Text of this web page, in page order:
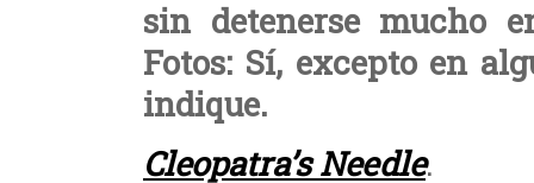
sin detenerse mucho
Fotos: Sí, excepto en
indique.
Cleopatra’s Needle.